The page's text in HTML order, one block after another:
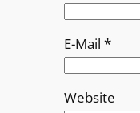
E-Mail *
Website